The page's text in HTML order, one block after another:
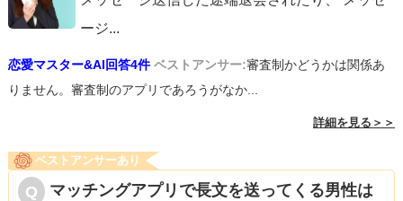
ージ...
恋愛マスター&AI回答4件 ベストアンサー:審査制かどうかは関係あ
りません。審査制のアプリであろうがなか...
詳細を見る＞＞
ベストアンサーあり
マッチングアプリで長文を送ってくる男性は